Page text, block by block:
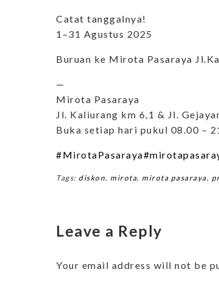
Catat tanggalnya!
1–31 Agustus 2025
Buruan ke Mirota Pasaraya
—
Mirota Pasaraya
Jl. Kaliurang km 6,1 & Jl.
Buka setiap hari pukul 08.00 –
#MirotaPasaraya
Tags: diskon, mirota, mirota pasaraya,
Leave a Reply
Your email address will not be